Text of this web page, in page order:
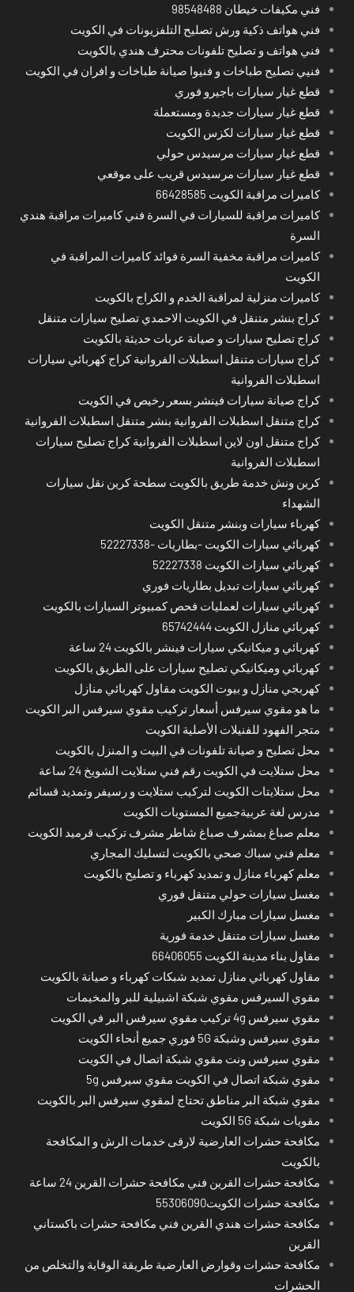
فني مكيفات خيطان 98548488
فني هواتف ذكية ورش تصليح التلفزيونات في الكويت
فني هواتف و تصليح تلفونات محترف هندي بالكويت
فنيي تصليح طباخات و فنيوا صيانة طباخات و افران في الكويت
قطع غيار سيارات باجيرو فوري
قطع غيار سيارات جديدة ومستعملة
قطع غيار سيارات لكزس الكويت
قطع غيار سيارات مرسيدس حولي
قطع غيار سيارات مرسيدس قريب على موقعي
كاميرات مراقبة الكويت 66428585
كاميرات مراقبة للسيارات في السرة فني كاميرات مراقبة هندي
السرة
كاميرات مراقبة مخفية السرة فوائد كاميرات المراقبة في
الكويت
كاميرات منزلية لمراقبة الخدم و الكراج بالكويت
كراج بنشر متنقل في الكويت الاحمدي تصليح سيارات متنقل
كراج تصليح سيارات و صيانة عربات حديثة بالكويت
كراج سيارات متنقل اسطبلات الفروانية كراج كهربائي سيارات
اسطبلات الفروانية
كراج صيانة سيارات فينشر بسعر رخيص في الكويت
كراج متنقل اسطبلات الفروانية بنشر متنقل اسطبلات الفروانية
كراج متنقل اون لاين اسطبلات الفروانية كراج تصليح سيارات
اسطبلات الفروانية
كرين ونش خدمة طريق بالكويت سطحة كرين نقل سيارات
الشهداء
كهرباء سيارات وبنشر متنقل الكويت
كهربائي سيارات الكويت -بطاريات -52227338
كهربائي سيارات الكويت 52227338
كهربائي سيارات تبديل بطاريات فوري
كهربائي سيارات لعمليات فحص كمبيوتر السيارات بالكويت
كهربائي منازل الكويت 65742444
كهربائي و ميكانيكي سيارات فينشر بالكويت 24 ساعة
كهربائي وميكانيكي تصليح سيارات على الطريق بالكويت
كهربجي منازل و بيوت الكويت مقاول كهربائي منازل
ما هو مقوي سيرفس أسعار تركيب مقوي سيرفس البر الكويت
متجر الفهود للفنيلات الأصلية الكويت
محل تصليح و صيانة تلفونات في البيت و المنزل بالكويت
محل ستلايت في الكويت رقم فني ستلايت الشويخ 24 ساعة
محل ستلايتات الكويت لتركيب ستلايت و رسيفر وتمديد قسائم
مدرس لغة عربيةجميع المستويات الكويت
معلم صباغ بمشرف صباغ شاطر مشرف تركيب قرميد الكويت
معلم فني سباك صحي بالكويت لتسليك المجاري
معلم كهرباء منازل و تمديد كهرباء و تصليح بالكويت
مغسل سيارات حولي متنقل فوري
مغسل سيارات مبارك الكبير
مغسل سيارات متنقل خدمة فورية
مقاول بناء مدينة الكويت 66406055
مقاول كهربائي منازل تمديد شبكات كهرباء و صيانة بالكويت
مقوي السيرفس مقوي شبكة اشبيلية للبر والمخيمات
مقوي سيرفس 4g تركيب مقوي سيرفس البر في الكويت
مقوي سيرفس وشبكة 5G فوري جميع أنحاء الكويت
مقوي سيرفس ونت مقوي شبكة اتصال في الكويت
مقوي شبكة اتصال في الكويت مقوي سيرفس 5g
مقوي شبكة البر مناطق تحتاج لمقوي سيرفس البر بالكويت
مقويات شبكة 5G الكويت
مكافحة حشرات العارضية لارقى خدمات الرش و المكافحة
بالكويت
مكافحة حشرات القرين فني مكافحة حشرات القرين 24 ساعة
مكافحة حشرات الكويت55306090
مكافحة حشرات هندي القرين فني مكافحة حشرات باكستاني
القرين
مكافحة حشرات وقوارض العارضية طريقة الوقاية والتخلص من
الحشرات